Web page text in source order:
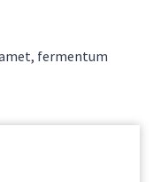
fermentum